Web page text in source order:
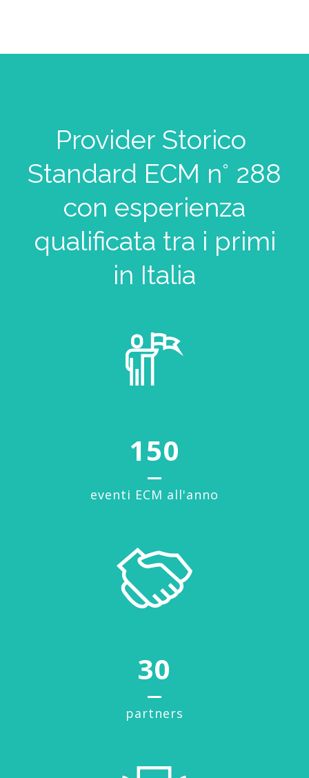
Provider Storico
Standard ECM n° 288
con esperienza
qualificata tra i primi
in Italia
150
eventi ECM all'anno
30
partners